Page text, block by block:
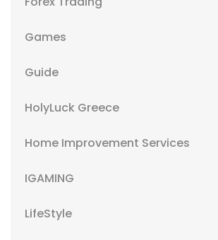
Games
Guide
HolyLuck Greece
Home Improvement Services
IGAMING
LifeStyle